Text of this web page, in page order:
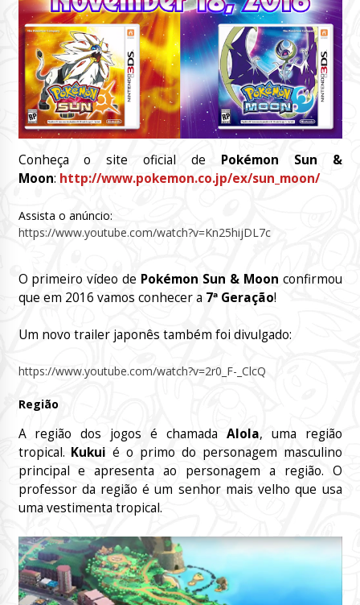
Conheça o site oficial de Pokémon Sun &
Moon: http://www.pokemon.co.jp/ex/sun_moon/
Assista o anúncio:
https://www.youtube.com/watch?v=Kn25hijDL7c
O primeiro vídeo de Pokémon Sun & Moon confirmou
que em 2016 vamos conhecer a 7ª Geração!
Um novo trailer japonês também foi divulgado:
https://www.youtube.com/watch?v=2r0_F-_ClcQ
Região
A região dos jogos é chamada Alola, uma região
tropical. Kukui é o primo do personagem masculino
principal e apresenta ao personagem a região. O
professor da região é um senhor mais velho que usa
uma vestimenta tropical.